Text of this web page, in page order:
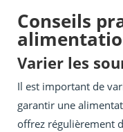
Conseils
Varier les
Il est important de
garantir une
offrez régulièrement